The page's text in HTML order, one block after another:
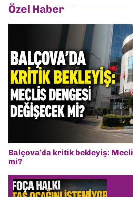
Özel Haber
Balçova’da kritik bekleyiş:
mi?